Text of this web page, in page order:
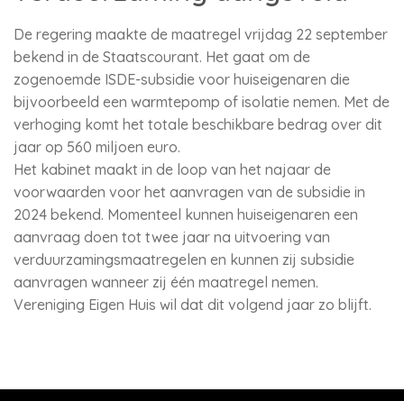
De regering maakte de maatregel vrijdag 22 september
bekend in de Staatscourant. Het gaat om de
zogenoemde ISDE-subsidie voor huiseigenaren die
bijvoorbeeld een warmtepomp of isolatie nemen. Met de
verhoging komt het totale beschikbare bedrag over dit
jaar op 560 miljoen euro.
Het kabinet maakt in de loop van het najaar de
voorwaarden voor het aanvragen van de subsidie in
2024 bekend. Momenteel kunnen huiseigenaren een
aanvraag doen tot twee jaar na uitvoering van
verduurzamingsmaatregelen en kunnen zij subsidie
aanvragen wanneer zij één maatregel nemen.
Vereniging Eigen Huis wil dat dit volgend jaar zo blijft.